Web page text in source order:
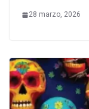
28 marzo, 2026